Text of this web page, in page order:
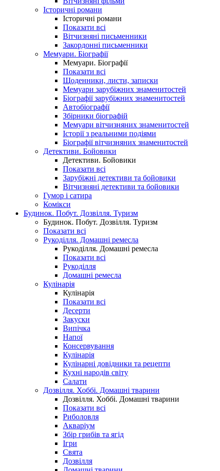
Історичні романи
Історичні романи
Показати всі
Вітчизняні письменники
Закордонні письменники
Мемуари. Біографії
Мемуари. Біографії
Показати всі
Щоденники, листи, записки
Мемуари зарубіжних знаменитостей
Біографії зарубіжних знаменитостей
Автобіографії
Збірники біографій
Мемуари вітчизняних знаменитостей
Історії з реальними подіями
Біографії вітчизняних знаменитостей
Детективи. Бойовики
Детективи. Бойовики
Показати всі
Зарубіжні детективи та бойовики
Вітчизняні детективи та бойовики
Гумор і сатира
Комікси
Будинок. Побут. Дозвілля. Туризм
Будинок. Побут. Дозвілля. Туризм
Показати всі
Рукоділля. Домашні ремесла
Рукоділля. Домашні ремесла
Показати всі
Рукоділля
Домашні ремесла
Кулінарія
Кулінарія
Показати всі
Десерти
Закуски
Випічка
Напої
Консервування
Кулінарія
Кулінарні довідники та рецепти
Кухні народів світу
Салати
Дозвілля. Хоббі. Домашні тварини
Дозвілля. Хоббі. Домашні тварини
Показати всі
Риболовля
Акваріум
Збір грибів та ягід
Ігри
Свята
Дозвілля